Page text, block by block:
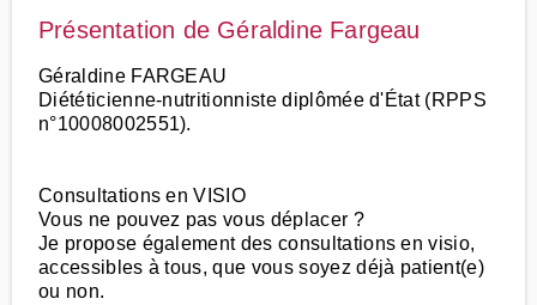
Présentation de Géraldine Fargeau
Géraldine FARGEAU
Diététicienne-nutritionniste diplômée d'État (RPPS
n°10008002551).
Consultations en VISIO
Vous ne pouvez pas vous déplacer ?
Je propose également des consultations en visio,
accessibles à tous, que vous soyez déjà patient(e)
ou non.